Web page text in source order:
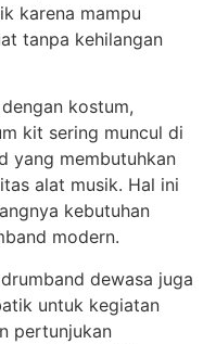
karena mampu
tanpa kehilangan
kostum,
kit sering muncul di
yang membutuhkan
alat musik. Hal ini
kebutuhan
modern.
dewasa juga
untuk kegiatan
pertunjukan